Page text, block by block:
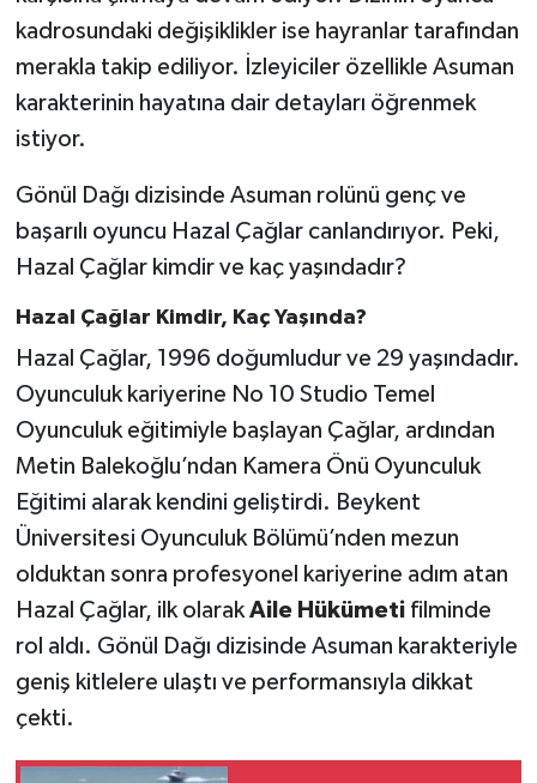
kadrosundaki değişiklikler ise hayranlar tarafından
merakla takip ediliyor. İzleyiciler özellikle Asuman
karakterinin hayatına dair detayları öğrenmek
istiyor.
Gönül Dağı dizisinde Asuman rolünü genç ve
başarılı oyuncu Hazal Çağlar canlandırıyor. Peki,
Hazal Çağlar kimdir ve kaç yaşındadır?
Hazal Çağlar Kimdir, Kaç Yaşında?
Hazal Çağlar, 1996 doğumludur ve 29 yaşındadır.
Oyunculuk kariyerine No 10 Studio Temel
Oyunculuk eğitimiyle başlayan Çağlar, ardından
Metin Balekoğlu’ndan Kamera Önü Oyunculuk
Eğitimi alarak kendini geliştirdi. Beykent
Üniversitesi Oyunculuk Bölümü’nden mezun
olduktan sonra profesyonel kariyerine adım atan
Hazal Çağlar, ilk olarakAile Hükümetifilminde
rol aldı. Gönül Dağı dizisinde Asuman karakteriyle
geniş kitlelere ulaştı ve performansıyla dikkat
çekti.
KAHRAMANMARAŞ